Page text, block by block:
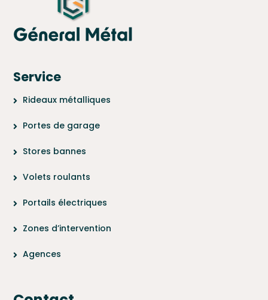
Service
Rideaux métalliques
Portes de garage
Stores bannes
Volets roulants
Portails électriques
Zones d’intervention
Agences